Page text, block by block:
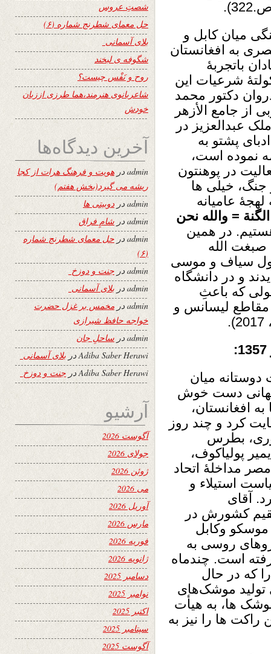
میان کابل و
به افغانستان
باتجربۀ
شرعیات این
دکتور محمد
از جامع الأزهر
عبدالعزیز در
پشتو به
نموده است،
در پوهنتون
جنگ، خیلی ها
عامیانه
= والله نحن
در همین
صبغت الله
سیاف و موسی
و در دانشگاه
که باعثِ
لیسانس و
دوستانه میان
دست خوش
افغانستان،
کرد و چند روز
بطرس
پولیاکوف،
مداخلۀ اتحاد
استیلاء و
آقای
کشورش در
موسکو وکابل
روسی به
است. چندماه
که در حال
تولید موشک‌های
ها، به هیأت
راکت ها را نیز به
شصتِ عروس
حل معمای شطرنج شماره (۶)
بلای آسمانی
شگوفه ى لبخند
روح و نَفْس چیست؟
شاعربانوی هنرمند،هما طرزی اززبان
خودش
آخرین دیدگاه‌ها
adminدر هویت و فرهنگ هرات از کجا
ریشه می گیرد(بخش هفتم)
admin دردوبیتی ها
adminدر شامِ فراق
adminدر حل معمای شطرنج شماره
(۶)
adminدر جنت و دوزخ
adminدر بلای آسمانی
adminدر مخمس بر غزل حضرت
خواجه حافظ شیرازی
adminدر ساحلِ جان
Adiba Saber Herawiدر بلای آسمانی
Adiba Saber Herawiدر جنت و دوزخ
آرشیو
آگوست 2026
جولای 2026
ژوئن 2026
می 2026
آوریل 2026
مارس 2026
فوریه 2026
ژانویه 2026
دسامبر 2025
نوامبر 2025
اکتبر 2025
سپتامبر 2025
آگوست 2025